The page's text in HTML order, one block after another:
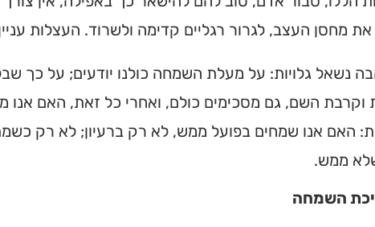
את מחסן העצב, לגרור רגליים קדימה ולשרוד. העצלות
נשאל גלויות: על מעלת השמחה כולנו יודעים; על כך
וקרבת השם, גם מסכימים כולם, ואחרי כל זאת, האם אנו
האם אנו שמחים בפועל ממש, לא רק ברעיון; לא רק
ממש.
השמחה